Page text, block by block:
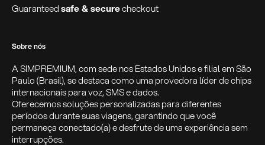
Guaranteedsafe & securecheckout
Sobre nós
A SIMPREMIUM, com sede nos Estados Unidos e filial em São
Paulo (Brasil), se destaca como uma provedora líder de chips
internacionais para voz, SMS e dados.
Oferecemos soluções personalizadas para diferentes
períodos durante suas viagens, garantindo que você
permaneça conectado(a) e desfrute de uma experiência sem
interrupções.